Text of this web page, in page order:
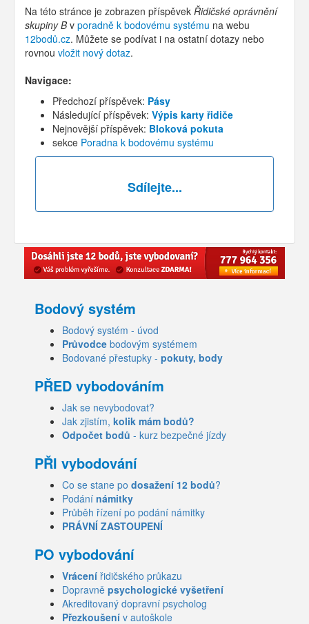
Na této stránce je zobrazen příspěvek Řidičské oprávnění
skupiny Bv poradně k bodovému systému na webu
12bodů.cz. Můžete se podívat i na ostatní dotazy nebo
rovnou vložit nový dotaz.
Navigace:
Předchozí příspěvek: Pásy
Následující příspěvek: Výpis karty řidiče
Nejnovější příspěvek: Bloková pokuta
sekce Poradna k bodovému systému
Sdílejte...
Bodový systém
Bodový systém - úvod
Průvodce bodovým systémem
Bodované přestupky - pokuty, body
PŘED vybodováním
Jak se nevybodovat?
Jak zjistím, kolik mám bodů?
Odpočet bodů - kurz bezpečné jízdy
PŘI vybodování
Co se stane po dosažení 12 bodů?
Podání námitky
Průběh řízení po podání námitky
PRÁVNÍ ZASTOUPENÍ
PO vybodování
Vrácení řidičského průkazu
Dopravně psychologické vyšetření
Akreditovaný dopravní psycholog
Přezkoušení v autoškole